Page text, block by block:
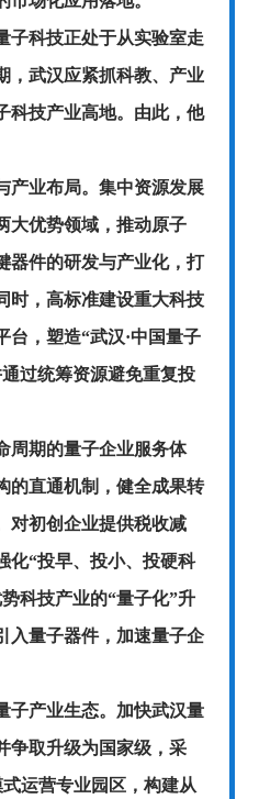
子科技正处于从实验室走
，武汉应紧抓科教、产业
科技产业高地。由此，他
产业布局。集中资源发展
大优势领域，推动原子
器件的研发与产业化，打
时，高标准建设重大科技
台，塑造“武汉·中国量子
过统筹资源避免重复投
周期的量子企业服务体
的直通机制，健全成果转
对初创企业提供税收减
化“投早、投小、投硬科
科技产业的“量子化”升
入量子器件，加速量子企
子产业生态。加快武汉量
争取升级为国家级，采
运营专业园区，构建从